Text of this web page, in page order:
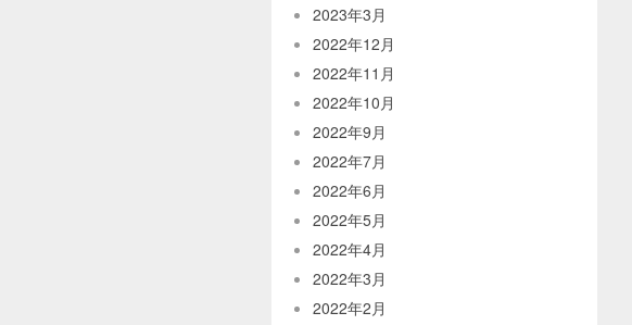
2023年3月
2022年12月
2022年11月
2022年10月
2022年9月
2022年7月
2022年6月
2022年5月
2022年4月
2022年3月
2022年2月